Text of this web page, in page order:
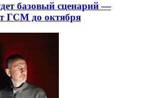
базовый сценарий —
ГСМ до октября